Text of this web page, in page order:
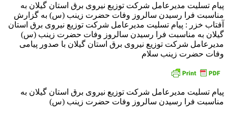
پیام تسلیت مدیرعامل شركت توزیع نیروی برق استان گیلان به
مناسبت فرا رسیدن سالروز وفات حضرت زینب (س) به گزارش
آفتاب خزر : پیام تسلیت مدیرعامل شركت توزیع نیروی برق استان
گیلان به مناسبت فرا رسیدن سالروز وفات حضرت زینب (س)
مدیرعامل شرکت توزیع نیروی برق استان گیلان با صدور پیامی
وفات حضرت زینب سلام
پیام تسلیت مدیرعامل شركت توزیع نیروی برق استان گیلان به
مناسبت فرا رسیدن سالروز وفات حضرت زینب (س)